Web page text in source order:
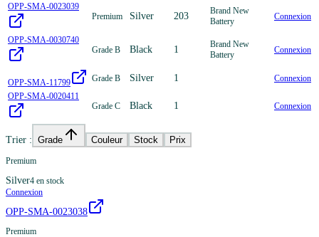
OPP-SMA-0023039
Premium
Silver 203
Brand New
Battery
Connexion
OPP-SMA-0030740
Grade B
Black 1
Brand New
Battery
Connexion
OPP-SMA-11799 Grade B Silver 1
Connexion
OPP-SMA-0020411
Grade C
Black 1 Connexion
Trier : Grade Couleur Stock Prix
Premium
Silver4 en stock
Connexion
OPP-SMA-0023038
Premium